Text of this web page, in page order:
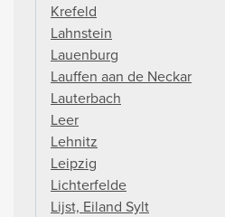
Krefeld
Lahnstein
Lauenburg
Lauffen aan de Neckar
Lauterbach
Leer
Lehnitz
Leipzig
Lichterfelde
Lijst, Eiland Sylt